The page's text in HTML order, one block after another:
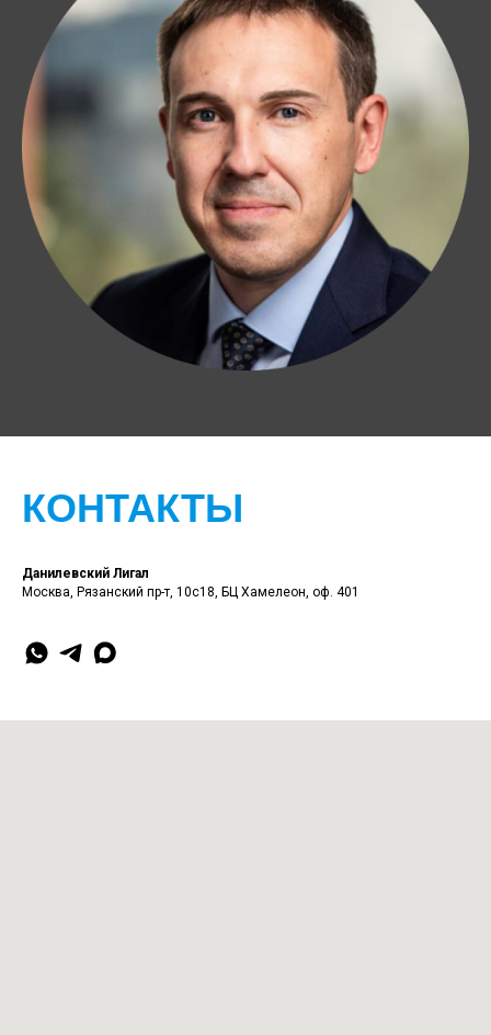
КОНТАКТЫ
Данилевский Лигал
Москва, Рязанский пр-т, 10с18, БЦ Хамелеон, оф. 401